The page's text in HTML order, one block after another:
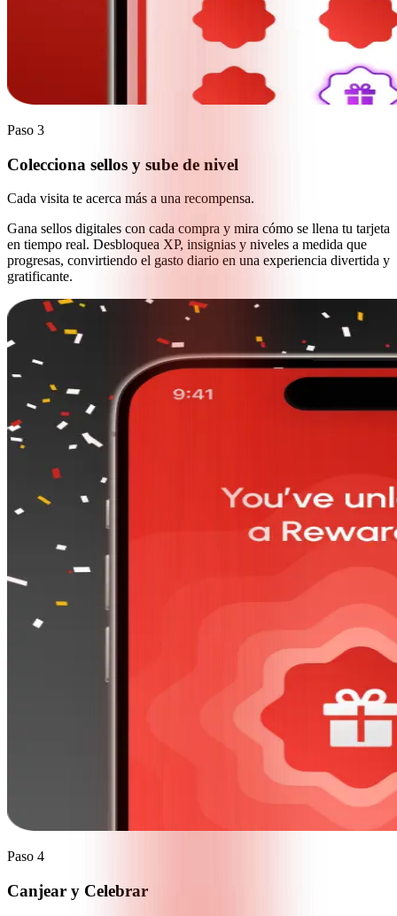
Paso 3
Colecciona sellos y sube de nivel
Cada visita te acerca más a una recompensa.
Gana sellos digitales con cada compra y mira cómo se llena tu tarjeta
en tiempo real. Desbloquea XP, insignias y niveles a medida que
progresas, convirtiendo el gasto diario en una experiencia divertida y
gratificante.
Paso 4
Canjear y Celebrar